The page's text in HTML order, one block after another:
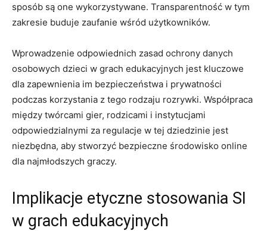
sposób są one wykorzystywane.⁢ Transparentność w‌ tym
zakresie⁤ buduje ⁤zaufanie wśród ⁢użytkowników.
Wprowadzenie ⁣odpowiednich zasad ochrony⁢ danych
osobowych dzieci w ⁢grach edukacyjnych jest kluczowe
dla‍ zapewnienia im bezpieczeństwa i prywatności
podczas korzystania z tego rodzaju rozrywki. Współpraca
między twórcami gier, rodzicami i instytucjami
odpowiedzialnymi za regulacje w tej‍ dziedzinie​ jest
niezbędna, aby⁢ stworzyć‍ bezpieczne środowisko online
dla‌ najmłodszych‌ graczy.
Implikacje etyczne stosowania ⁢SI
w grach ​edukacyjnych